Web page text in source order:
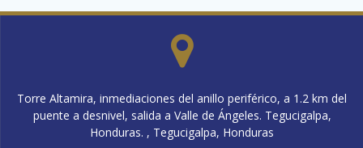
Torre Altamira, inmediaciones del anillo periférico, a 1.2 km del
puente a desnivel, salida a Valle de Ángeles. Tegucigalpa,
Honduras. , Tegucigalpa, Honduras